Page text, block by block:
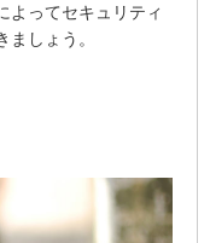
よってセキュリティ
しょう。